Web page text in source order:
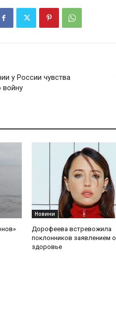
у России чувства
Новини
Дорофеева встревожила
поклонников заявлением о
здоровье